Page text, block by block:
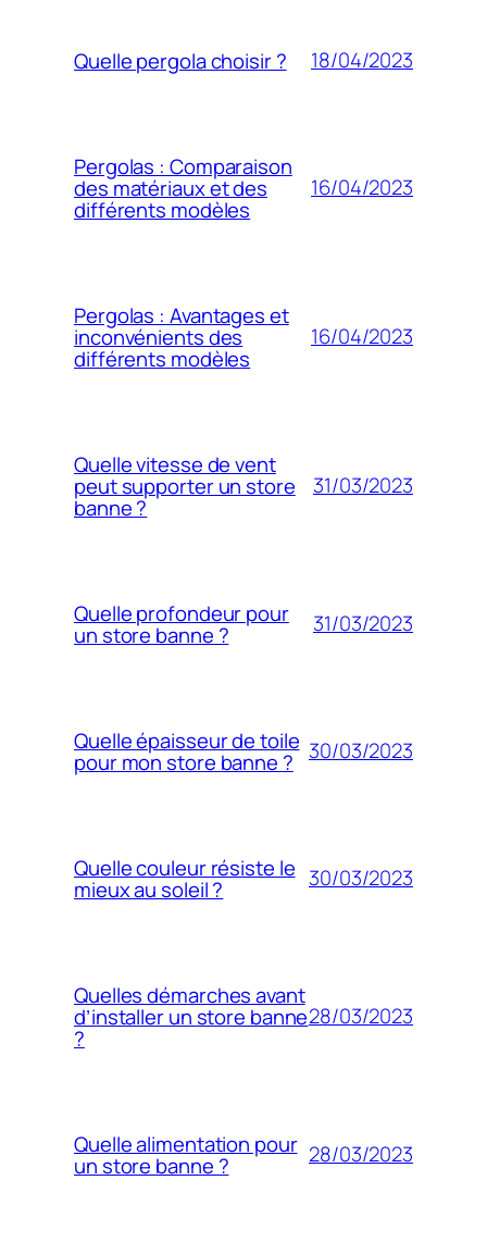
Quelle pergola choisir ? 18/04/2023
Pergolas : Comparaison
des matériaux et des
différents modèles
16/04/2023
Pergolas : Avantages et
inconvénients des
différents modèles
16/04/2023
Quelle vitesse de vent
peut supporter un store
banne ?
31/03/2023
Quelle profondeur pour
un store banne ? 31/03/2023
Quelle épaisseur de toile
pour mon store banne ? 30/03/2023
Quelle couleur résiste le
mieux au soleil ? 30/03/2023
Quelles démarches avant
d’installer un store banne
?
28/03/2023
Quelle alimentation pour
un store banne ? 28/03/2023